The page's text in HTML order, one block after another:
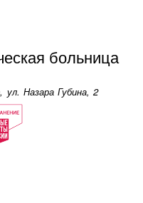
больница
ул. Назара Губина, 2